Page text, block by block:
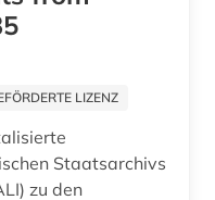
LIZENZ
Staatsarchivs
zu den